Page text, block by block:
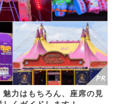
魅力はもちろん、座席の見